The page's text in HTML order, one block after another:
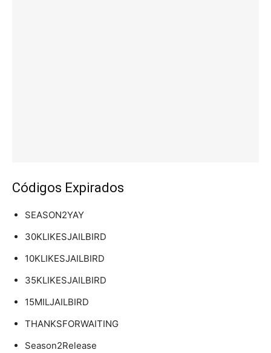
Códigos Expirados
SEASON2YAY
30KLIKESJAILBIRD
10KLIKESJAILBIRD
35KLIKESJAILBIRD
15MILJAILBIRD
THANKSFORWAITING
Season2Release